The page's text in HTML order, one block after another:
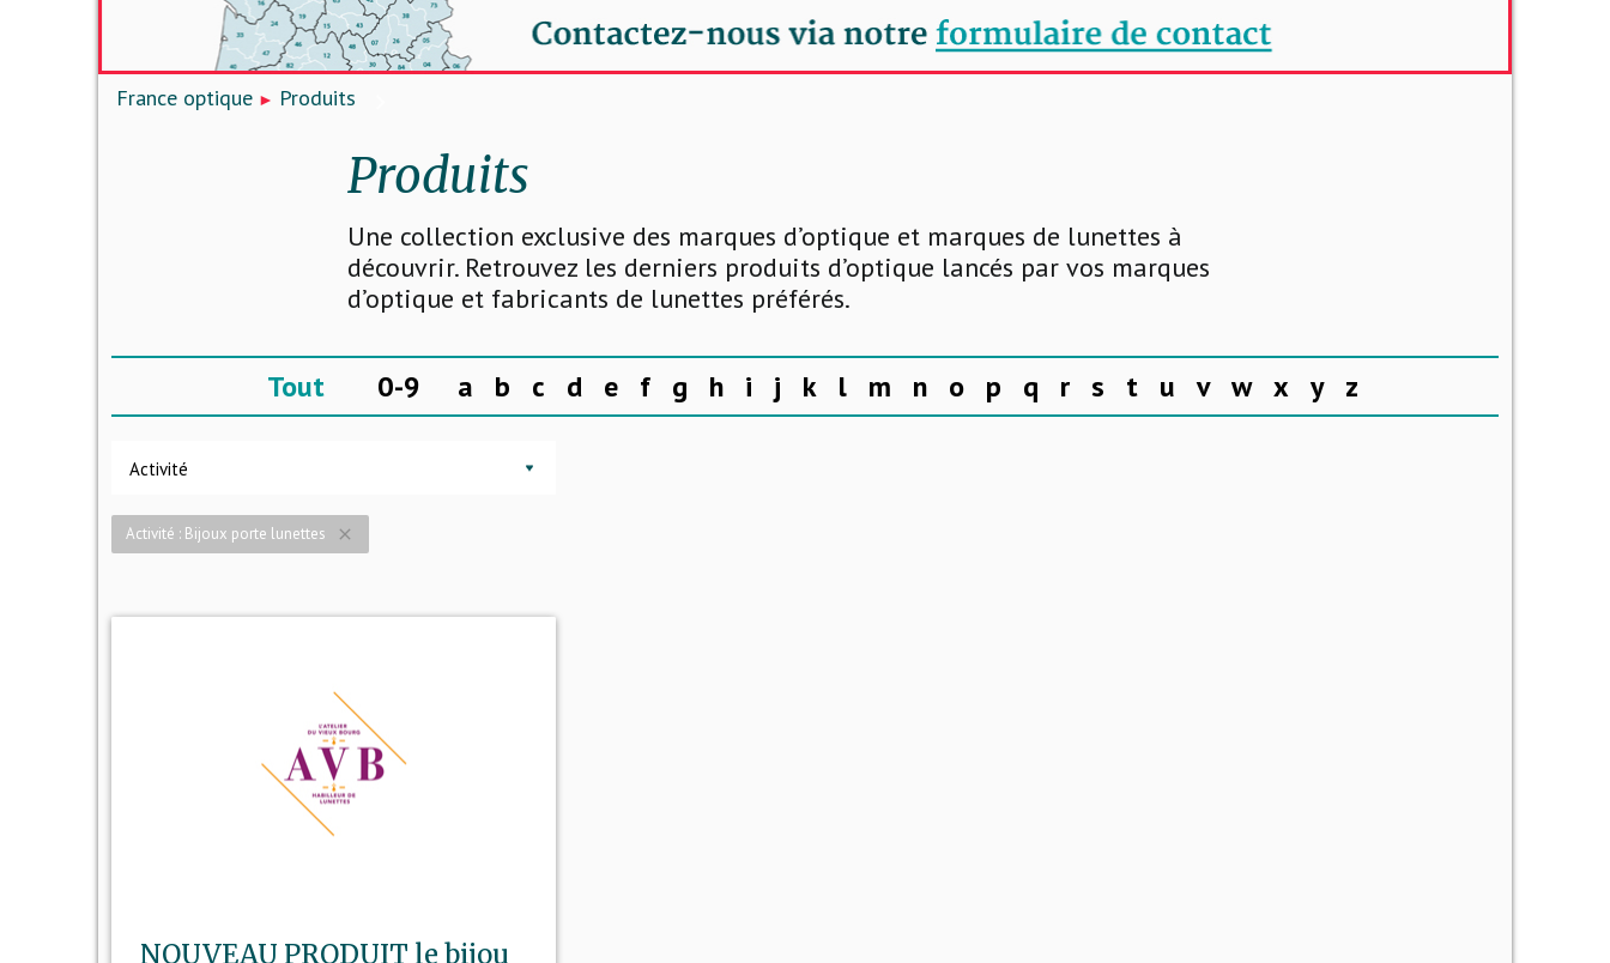
France optique Produits
Produits
Une collection exclusive des marques d’optique et marques de lunettes à
découvrir. Retrouvez les derniers produits d’optique lancés par vos marques
d’optique et fabricants de lunettes préférés.
Tout 0-9 a b c d e f g h i j k l m n o p q r s t u v w x y z
Activité
Activité : Bijoux porte lunettes close
NOUVEAU PRODUIT le bijou